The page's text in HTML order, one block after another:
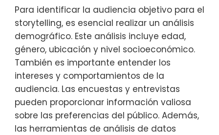
Para identificar la audiencia objetivo para el
storytelling, es esencial realizar un análisis
demográfico. Este análisis incluye edad,
género, ubicación y nivel socioeconómico.
También es importante entender los
intereses y comportamientos de la
audiencia. Las encuestas y entrevistas
pueden proporcionar información valiosa
sobre las preferencias del público. Además,
las herramientas de análisis de datos